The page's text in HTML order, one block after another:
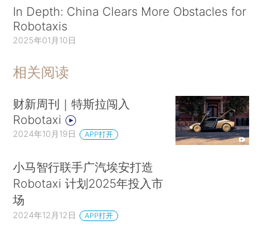
In Depth: China Clears More Obstacles for
Robotaxis
2025年01月10日
相关阅读
财新周刊｜特斯拉闯入
Robotaxi
2024年10月19日 APP打开
小马智行联手广汽埃安打造
Robotaxi 计划2025年投入市
场
2024年12月12日 APP打开